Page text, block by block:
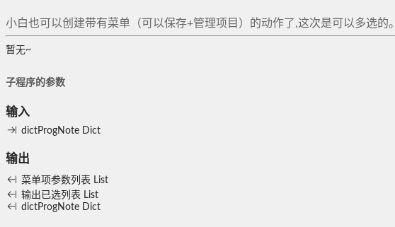
小白也可以创建带有菜单（可以保存+管理项目）的动作了,这次是可以多选的。
暂无~
子程序的参数
输入
dictProgNote Dict
输出
菜单项参数列表 List
输出已选列表 List
dictProgNote Dict